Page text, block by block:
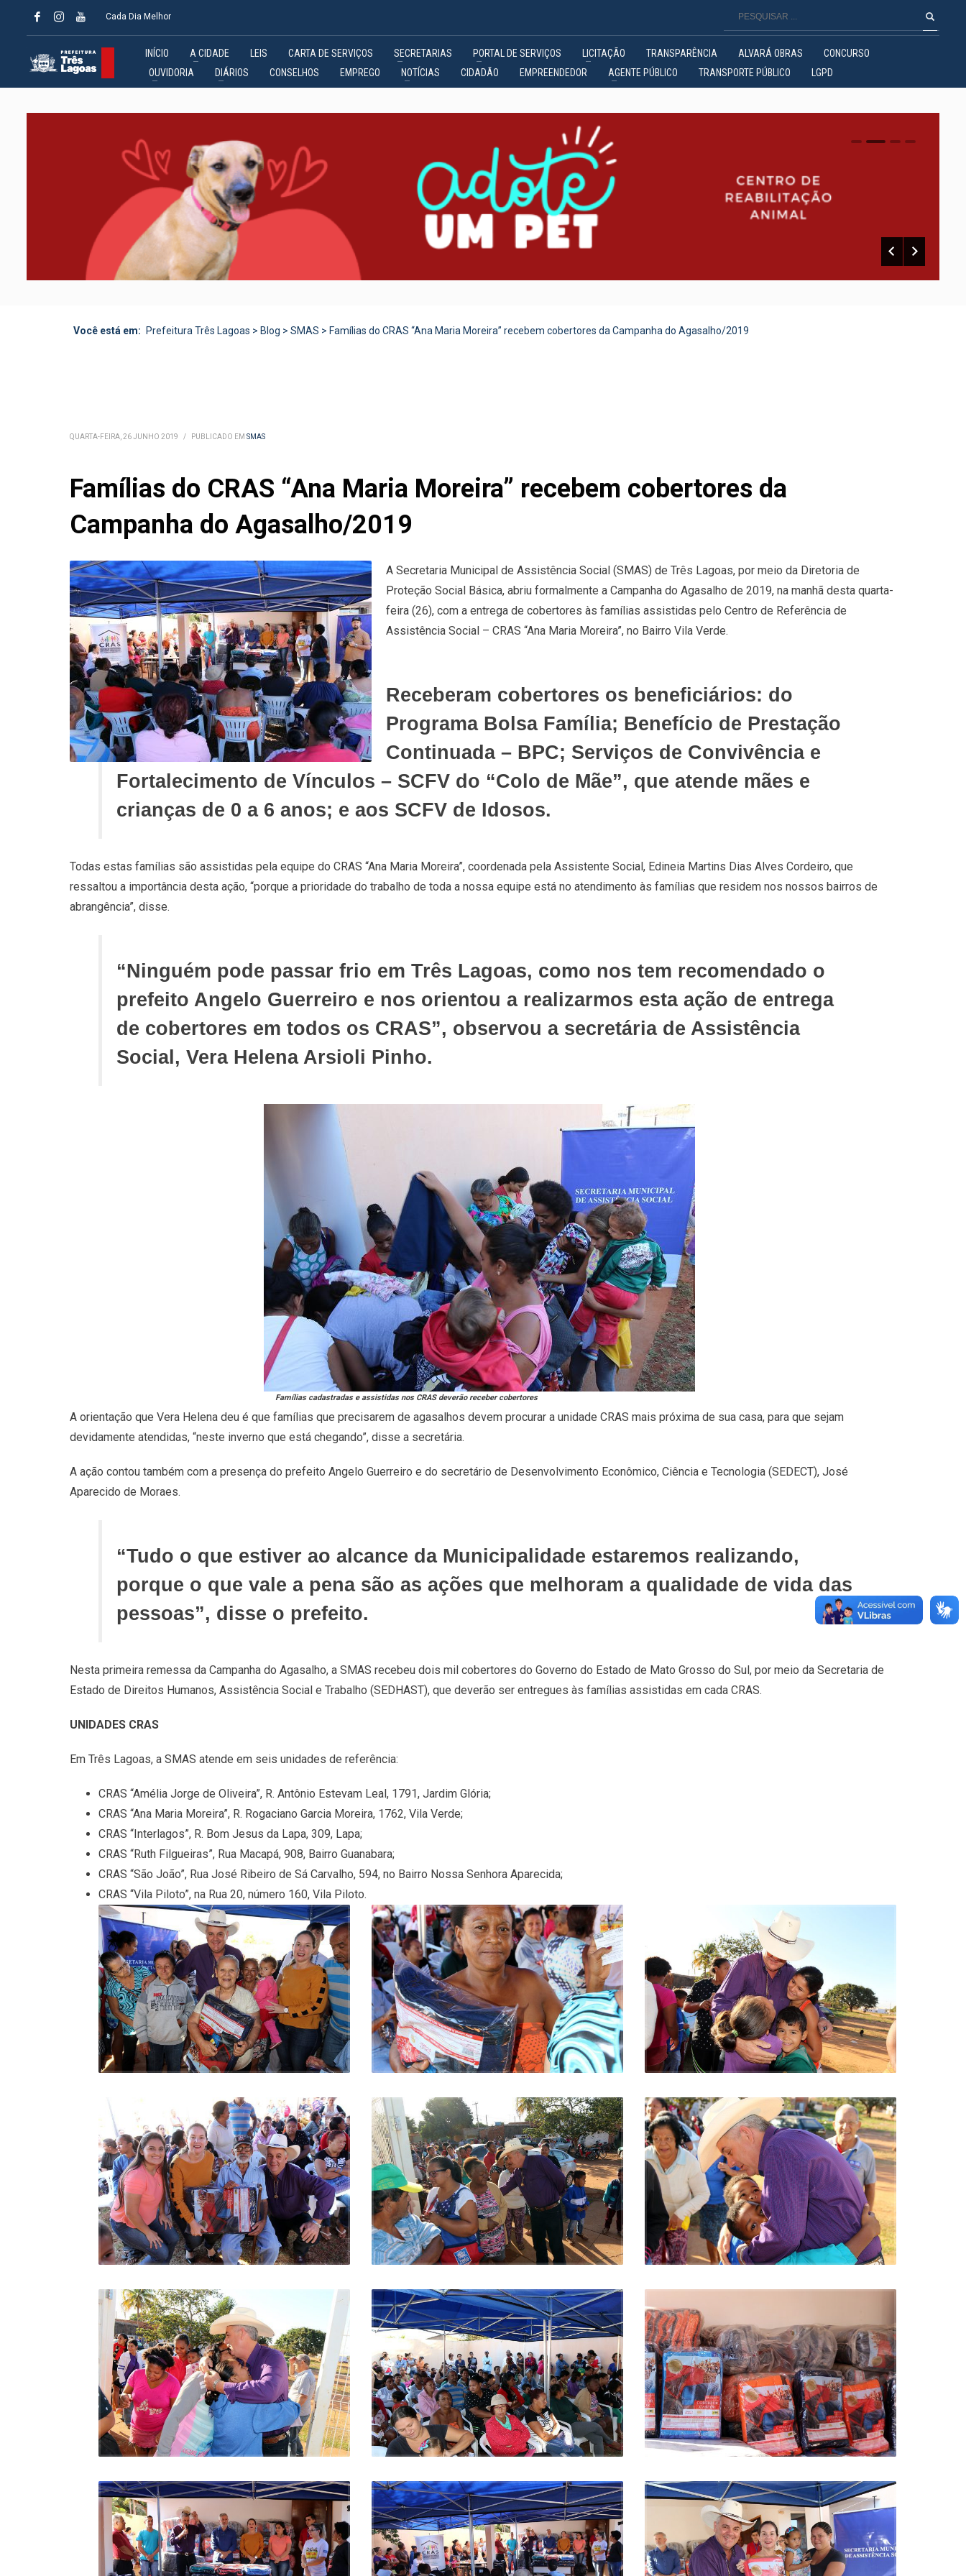
Cada Dia Melhor
INÍCIO A CIDADE LEIS CARTA DE SERVIÇOS SECRETARIAS PORTAL DE SERVIÇOS LICITAÇÃO TRANSPARÊNCIA ALVARÁ OBRAS
CONCURSO
OUVIDORIA
DIÁRIOS CONSELHOS EMPREGO NOTÍCIAS CIDADÃO EMPREENDEDOR AGENTE PÚBLICO TRANSPORTE PÚBLICO LGPD
0 1 2
Você está em: Prefeitura Três Lagoas > Blog > SMAS > Famílias do CRAS “Ana Maria Moreira” recebem cobertores da Campanha do Agasalho/2019
QUARTA-FEIRA, 26 JUNHO 2019 / PUBLICADO EM SMAS
Famílias do CRAS “Ana Maria Moreira” recebem cobertores da
Campanha do Agasalho/2019
A Secretaria Municipal de Assistência Social (SMAS) de Três Lagoas, por meio da Diretoria de
Proteção Social Básica, abriu formalmente a Campanha do Agasalho de 2019, na manhã desta quarta-
feira (26), com a entrega de cobertores às famílias assistidas pelo Centro de Referência de
Assistência Social – CRAS “Ana Maria Moreira”, no Bairro Vila Verde.
Receberam cobertores os beneficiários: do
Programa Bolsa Família; Benefício de Prestação
Continuada – BPC; Serviços de Convivência e
Fortalecimento de Vínculos – SCFV do “Colo de Mãe”, que atende mães e
crianças de 0 a 6 anos; e aos SCFV de Idosos.
Todas estas famílias são assistidas pela equipe do CRAS “Ana Maria Moreira”, coordenada pela Assistente Social, Edineia Martins Dias Alves Cordeiro, que
ressaltou a importância desta ação, “porque a prioridade do trabalho de toda a nossa equipe está no atendimento às famílias que residem nos nossos bairros de
abrangência”, disse.
“Ninguém pode passar frio em Três Lagoas, como nos tem recomendado o
prefeito Angelo Guerreiro e nos orientou a realizarmos esta ação de entrega
de cobertores em todos os CRAS”, observou a secretária de Assistência
Social, Vera Helena Arsioli Pinho.
Famílias cadastradas e assistidas nos CRAS deverão receber cobertores
A orientação que Vera Helena deu é que famílias que precisarem de agasalhos devem procurar a unidade CRAS mais próxima de sua casa, para que sejam
devidamente atendidas, “neste inverno que está chegando”, disse a secretária.
A ação contou também com a presença do prefeito Angelo Guerreiro e do secretário de Desenvolvimento Econômico, Ciência e Tecnologia (SEDECT), José
Aparecido de Moraes.
“Tudo o que estiver ao alcance da Municipalidade estaremos realizando,
porque o que vale a pena são as ações que melhoram a qualidade de vida das
pessoas”, disse o prefeito.
Nesta primeira remessa da Campanha do Agasalho, a SMAS recebeu dois mil cobertores do Governo do Estado de Mato Grosso do Sul, por meio da Secretaria de
Estado de Direitos Humanos, Assistência Social e Trabalho (SEDHAST), que deverão ser entregues às famílias assistidas em cada CRAS.
UNIDADES CRAS
Em Três Lagoas, a SMAS atende em seis unidades de referência:
CRAS “Amélia Jorge de Oliveira”, R. Antônio Estevam Leal, 1791, Jardim Glória;
CRAS “Ana Maria Moreira”, R. Rogaciano Garcia Moreira, 1762, Vila Verde;
CRAS “Interlagos”, R. Bom Jesus da Lapa, 309, Lapa;
CRAS “Ruth Filgueiras”, Rua Macapá, 908, Bairro Guanabara;
CRAS “São João”, Rua José Ribeiro de Sá Carvalho, 594, no Bairro Nossa Senhora Aparecida;
CRAS “Vila Piloto”, na Rua 20, número 160, Vila Piloto.